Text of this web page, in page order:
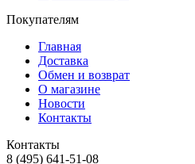
Покупателям
Главная
Доставка
Обмен и возврат
О магазине
Новости
Контакты
Контакты
8 (495) 641-51-08